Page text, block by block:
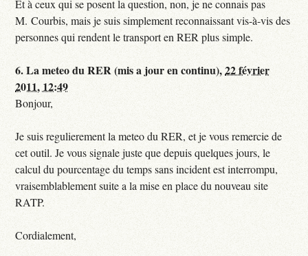
Et à ceux qui se posent la question, non, je ne connais pas
M. Courbis, mais je suis simplement reconnaissant vis-à-vis des
personnes qui rendent le transport en RER plus simple.
6.La meteo du RER (mis a jour en continu),22 février
2011, 12:49
Bonjour,
Je suis regulierement la meteo du RER, et je vous remercie de
cet outil. Je vous signale juste que depuis quelques jours, le
calcul du pourcentage du temps sans incident est interrompu,
vraisemblablement suite a la mise en place du nouveau site
RATP.
Cordialement,